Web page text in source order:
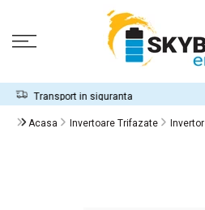
la
Acasa Invertoare Trifazate Invertor